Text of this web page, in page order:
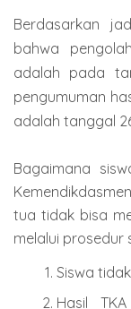
Berdasarkan
bahwa
adalah pada
pengumuman
adalah tanggal
Bagaimana
tua tidak bisa
melalui prosedur
Siswa
Hasil